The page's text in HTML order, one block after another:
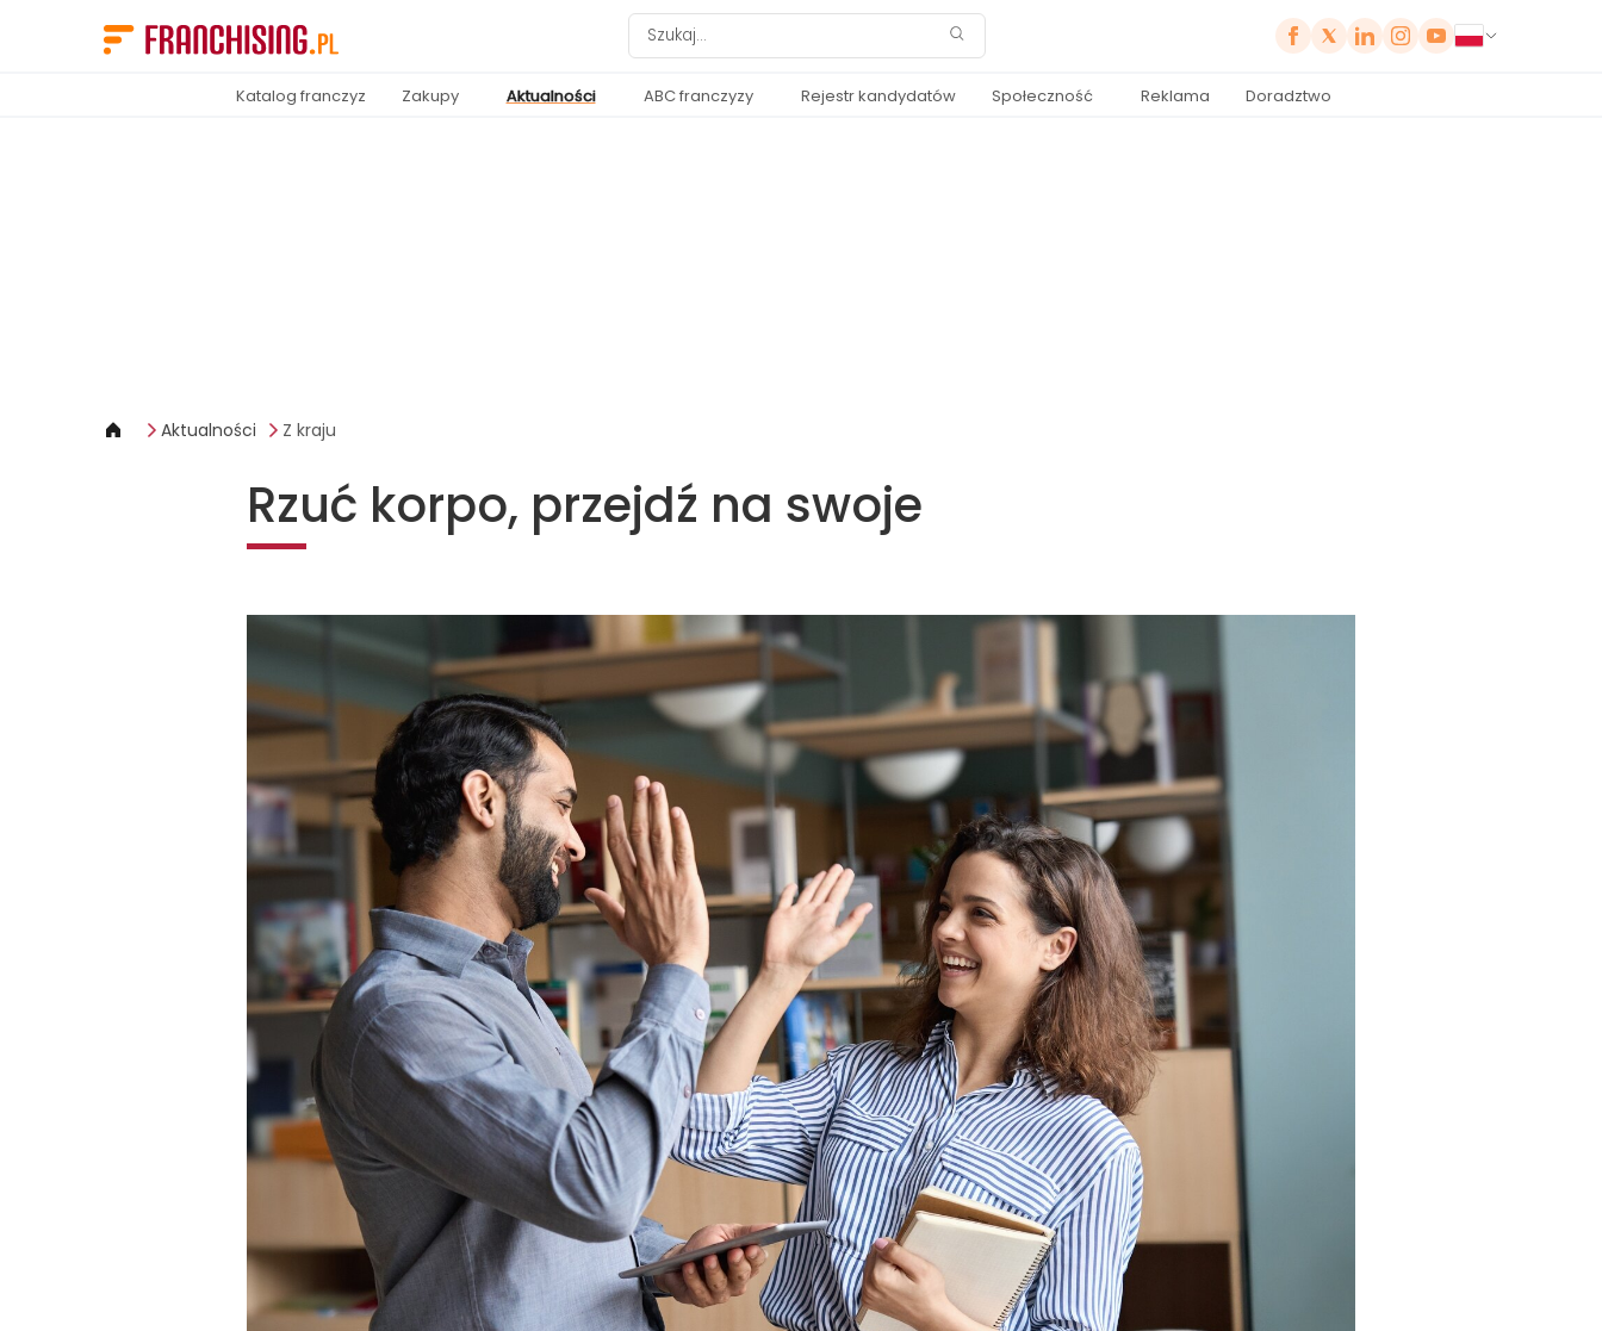
Katalog franczyz Zakupy Aktualności ABC franczyzy Rejestr kandydatów Społeczność Reklama Doradztwo
Aktualności Z kraju
Rzuć korpo, przejdź na swoje